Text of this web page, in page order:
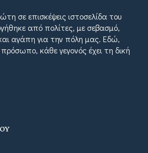
σε επισκέψεις ιστοσελίδα του
από πολίτες, με σεβασμό,
αγάπη για την πόλη μας. Εδώ,
κάθε γεγονός έχει τη δική